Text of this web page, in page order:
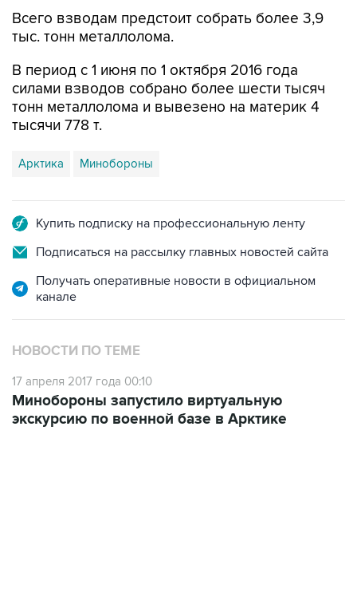
Всего взводам предстоит собрать более 3,9
тыс. тонн металлолома.
В период с 1 июня по 1 октября 2016 года
силами взводов собрано более шести тысяч
тонн металлолома и вывезено на материк 4
тысячи 778 т.
Арктика Минобороны
Купить подписку на профессиональную ленту
Подписаться на рассылку главных новостей сайта
Получать оперативные новости в официальном
канале
НОВОСТИ ПО ТЕМЕ
17 апреля 2017 года 00:10
Минобороны запустило виртуальную
экскурсию по военной базе в Арктике